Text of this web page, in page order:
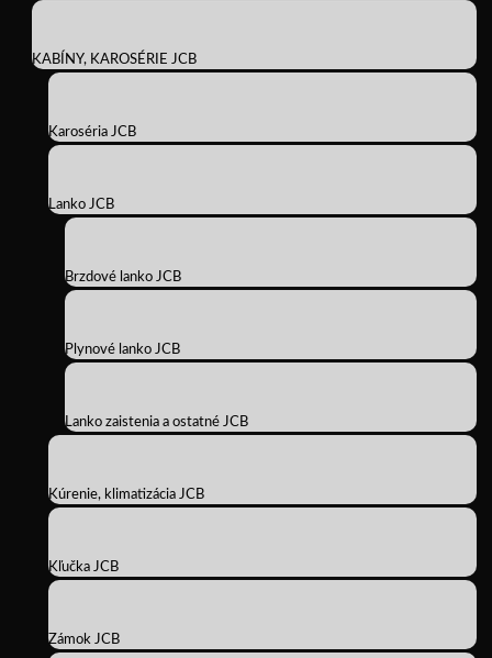
KABÍNY, KAROSÉRIE JCB
Karoséria JCB
Lanko JCB
Brzdové lanko JCB
Plynové lanko JCB
Lanko zaistenia a ostatné JCB
Kúrenie, klimatizácia JCB
Kľučka JCB
Zámok JCB